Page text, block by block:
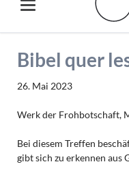
Bibel quer
26. Mai 2023
Werk der Frohbotschaft,
Bei diesem Treffen
gibt sich zu erkennen aus